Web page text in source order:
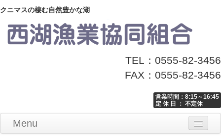
クニマスの棲む自然豊かな湖
TEL：0555-82-3456
FAX：0555-82-3456
営業時間：8:15～16:45
定 休 日 ： 不定休
Menu